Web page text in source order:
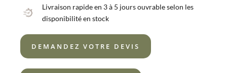
Livraison rapide en 3 à 5 jours ouvrable selon les
disponibilité en stock
DEMANDEZ VOTRE DEVIS